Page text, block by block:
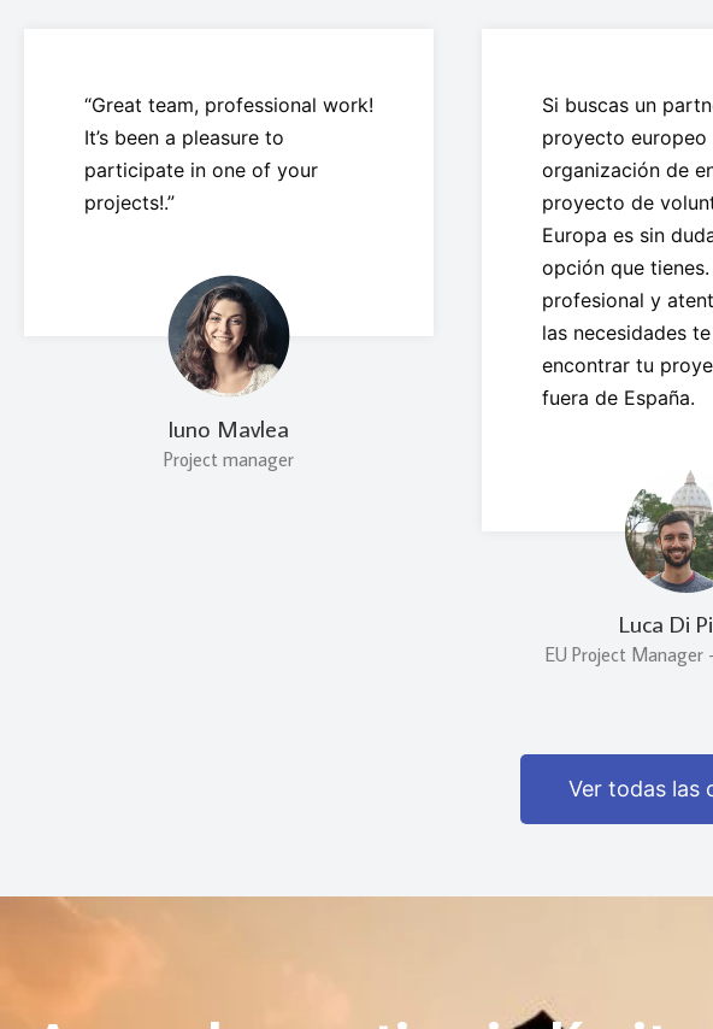
“Great team, professional work!
It’s been a pleasure to
participate in one of your
projects!.”
Iuno Mavlea
Project manager
Si buscas un
proyecto europeo
organización de
proyecto de
Europa es sin
opción que
profesional y
las necesidades
encontrar tu
fuera de España.
Luca Di
EU Project Manager
Ver todas las